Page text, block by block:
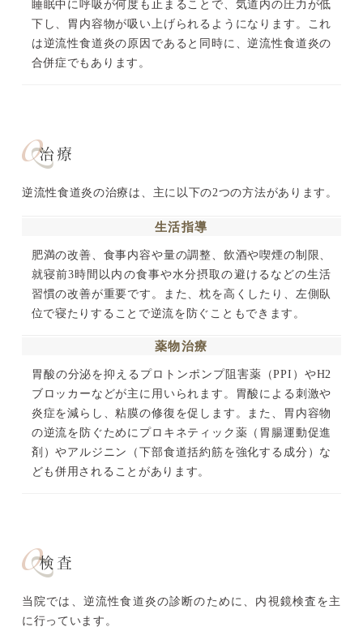
睡眠中に呼吸が何度も止まることで、気道内の圧力が低
下し、胃内容物が吸い上げられるようになります。これ
は逆流性食道炎の原因であると同時に、逆流性食道炎の
合併症でもあります。
治療
逆流性食道炎の治療は、主に以下の2つの方法があります。
生活指導
肥満の改善、食事内容や量の調整、飲酒や喫煙の制限、
就寝前3時間以内の食事や水分摂取の避けるなどの生活
習慣の改善が重要です。また、枕を高くしたり、左側臥
位で寝たりすることで逆流を防ぐこともできます。
薬物治療
胃酸の分泌を抑えるプロトンポンプ阻害薬（PPI）やH2
ブロッカーなどが主に用いられます。胃酸による刺激や
炎症を減らし、粘膜の修復を促します。また、胃内容物
の逆流を防ぐためにプロキネティック薬（胃腸運動促進
剤）やアルジニン（下部食道括約筋を強化する成分）な
ども併用されることがあります。
検査
当院では、逆流性食道炎の診断のために、内視鏡検査を主
に行っています。